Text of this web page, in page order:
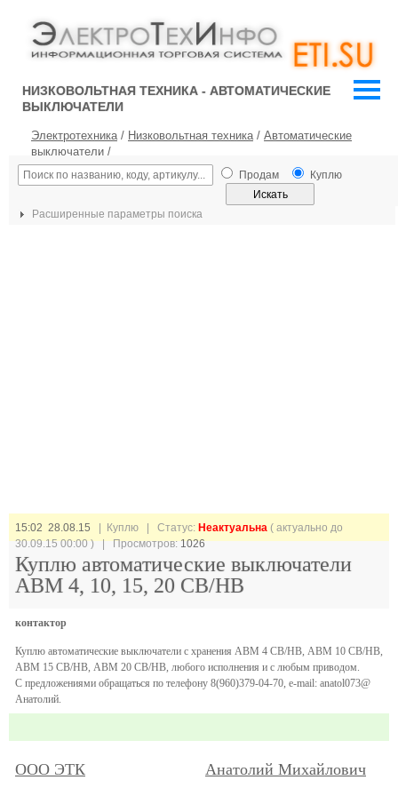
НИЗКОВОЛЬТНАЯ ТЕХНИКА - АВТОМАТИЧЕСКИЕ
ВЫКЛЮЧАТЕЛИ
Электротехника/ Низковольтная техника/ Автоматические
выключатели /
Продам Куплю
Расширенные параметры поиска
15:02 28.08.15 | Куплю | Статус: Неактуальна ( актуально до
30.09.15 00:00 ) | Просмотров:1026
Куплю автоматические выключатели
АВМ 4, 10, 15, 20 СВ/НВ
контактор
Куплю автоматические выключатели с хранения АВМ 4 СВ/НВ, АВМ 10 СВ/НВ,
АВМ 15 СВ/НВ, АВМ 20 СВ/НВ, любого исполнения и с любым приводом.
С предложениями обращаться по телефону 8(960)379-04-70, e-mail: anatol073@
Анатолий.
ООО ЭТК Анатолий Михайлович